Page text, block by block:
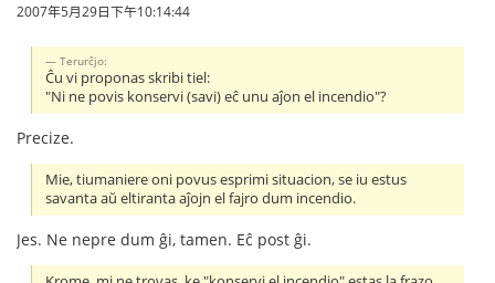
2007年5月29日下午10:14:44
Terurĉjo:
Ĉu vi proponas skribi tiel:
"Ni ne povis konservi (savi) eĉ unu aĵon el incendio"?
Precize.
Mie, tiumaniere oni povus esprimi situacion, se iu estus
savanta aŭ eltiranta aĵojn el fajro dum incendio.
Jes. Ne nepre dum ĝi, tamen. Eĉ post ĝi.